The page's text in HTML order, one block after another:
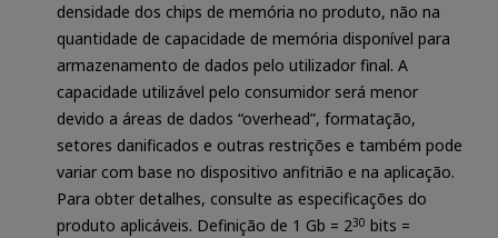
densidade dos chips de memória no produto, não na
quantidade de capacidade de memória disponível para
armazenamento de dados pelo utilizador final. A
capacidade utilizável pelo consumidor será menor
devido a áreas de dados “overhead”, formatação,
setores danificados e outras restrições e também pode
variar com base no dispositivo anfitrião e na aplicação.
Para obter detalhes, consulte as especificações do
produto aplicáveis. Definição de 1 Gb = 230 bits =